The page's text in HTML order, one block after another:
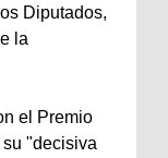
Diputados,
la
el Premio
"decisiva